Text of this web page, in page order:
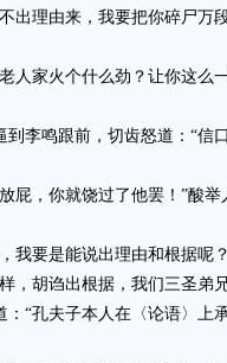
理由来，我要把你碎尸万
家火个什么劲？让你这么
鸣跟前，切齿怒道：“信
，你就饶过了他罢！”酸举
要是能说出理由和根据呢
胡诌出根据，我们三圣弟
孔夫子本人在〈论语〉上